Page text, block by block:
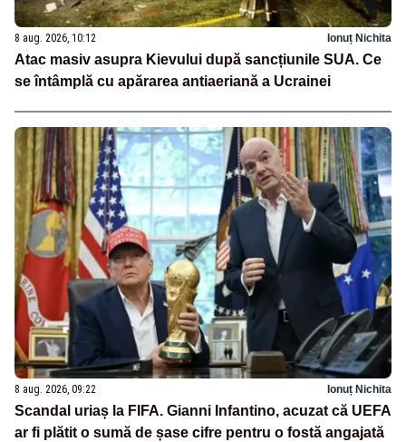
8 aug. 2026, 10:12 Ionuț Nichita
Atac masiv asupra Kievului după sancțiunile SUA. Ce
se întâmplă cu apărarea antiaeriană a Ucrainei
8 aug. 2026, 09:22 Ionuț Nichita
Scandal uriaș la FIFA. Gianni Infantino, acuzat că UEFA
ar fi plătit o sumă de șase cifre pentru o fostă angajată